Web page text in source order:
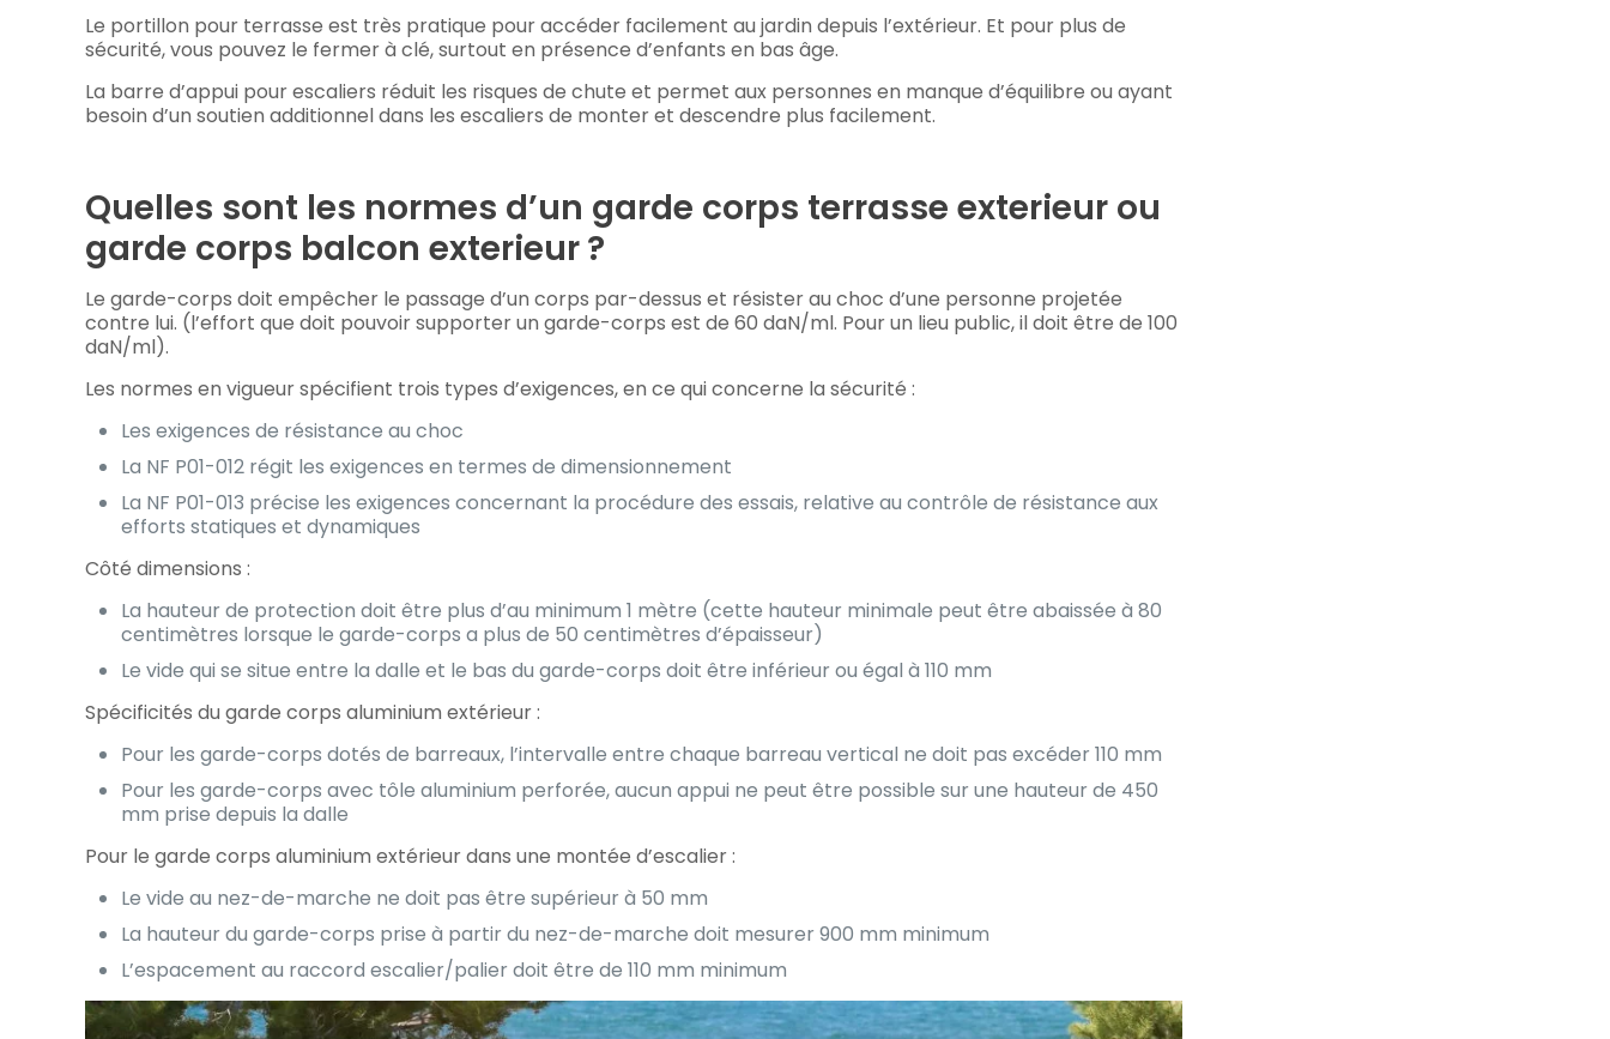
Le portillon pour terrasse est très pratique pour accéder facilement au jardin depuis l’extérieur. Et pour plus de
sécurité, vous pouvez le fermer à clé, surtout en présence d’enfants en bas âge.
La barre d’appui pour escaliers réduit les risques de chute et permet aux personnes en manque d’équilibre ou ayant
besoin d’un soutien additionnel dans les escaliers de monter et descendre plus facilement.
Quelles sont les normes d’un garde corps terrasse exterieur ou
garde corps balcon exterieur ?
Le garde-corps doit empêcher le passage d’un corps par-dessus et résister au choc d’une personne projetée
contre lui. (l’effort que doit pouvoir supporter un garde-corps est de 60 daN/ml. Pour un lieu public, il doit être de 100
daN/ml).
Les normes en vigueur spécifient trois types d’exigences, en ce qui concerne la sécurité :
Les exigences de résistance au choc
La NF P01-012 régit les exigences en termes de dimensionnement
La NF P01-013 précise les exigences concernant la procédure des essais, relative au contrôle de résistance aux
efforts statiques et dynamiques
Côté dimensions :
La hauteur de protection doit être plus d’au minimum 1 mètre (cette hauteur minimale peut être abaissée à 80
centimètres lorsque le garde-corps a plus de 50 centimètres d’épaisseur)
Le vide qui se situe entre la dalle et le bas du garde-corps doit être inférieur ou égal à 110 mm
Spécificités du garde corps aluminium extérieur :
Pour les garde-corps dotés de barreaux, l’intervalle entre chaque barreau vertical ne doit pas excéder 110 mm
Pour les garde-corps avec tôle aluminium perforée, aucun appui ne peut être possible sur une hauteur de 450
mm prise depuis la dalle
Pour le garde corps aluminium extérieur dans une montée d’escalier :
Le vide au nez-de-marche ne doit pas être supérieur à 50 mm
La hauteur du garde-corps prise à partir du nez-de-marche doit mesurer 900 mm minimum
L’espacement au raccord escalier/palier doit être de 110 mm minimum